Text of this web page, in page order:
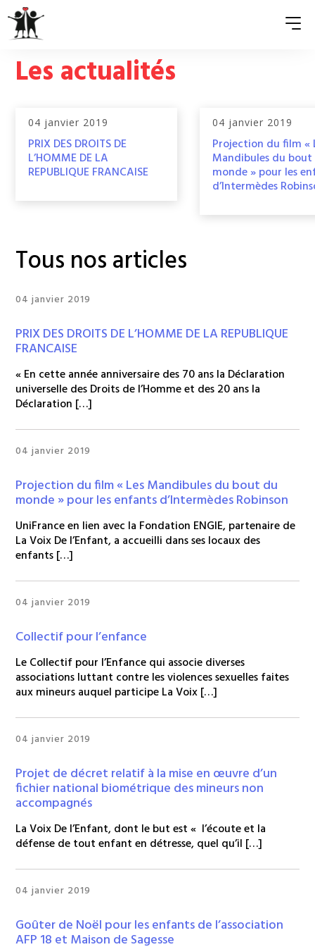
ASSOCIATIONS MEMBRES
PRESSE
Les actualités
04 janvier 2019
PRIX DES DROITS DE
L’HOMME DE LA
REPUBLIQUE FRANCAISE
04 janvier 2019
Projection du film «
Mandibules du
monde » pour les
d’Intermèdes
Tous nos articles
04 janvier 2019
PRIX DES DROITS DE L’HOMME DE LA REPUBLIQUE
FRANCAISE
« En cette année anniversaire des 70 ans la Déclaration
universelle des Droits de l’Homme et des 20 ans la
Déclaration […]
04 janvier 2019
Projection du film « Les Mandibules du bout du
monde » pour les enfants d’Intermèdes Robinson
UniFrance en lien avec la Fondation ENGIE, partenaire de
La Voix De l’Enfant, a accueilli dans ses locaux des
enfants […]
04 janvier 2019
Collectif pour l’enfance
Le Collectif pour l’Enfance qui associe diverses
associations luttant contre les violences sexuelles faites
aux mineurs auquel participe La Voix […]
04 janvier 2019
Projet de décret relatif à la mise en œuvre d’un
fichier national biométrique des mineurs non
accompagnés
La Voix De l’Enfant, dont le but est « l’écoute et la
défense de tout enfant en détresse, quel qu’il […]
04 janvier 2019
Goûter de Noël pour les enfants de l’association
AFP 18 et Maison de Sagesse